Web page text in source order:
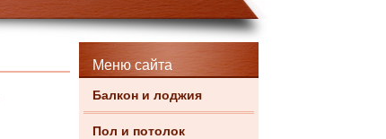
Меню сайта
Балкон и лоджия
Пол и потолок